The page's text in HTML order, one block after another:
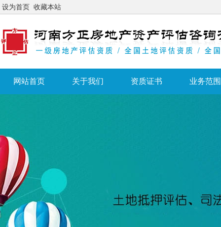
设为首页 收藏本站
网站首页 关于我们 资质证书 业务范围